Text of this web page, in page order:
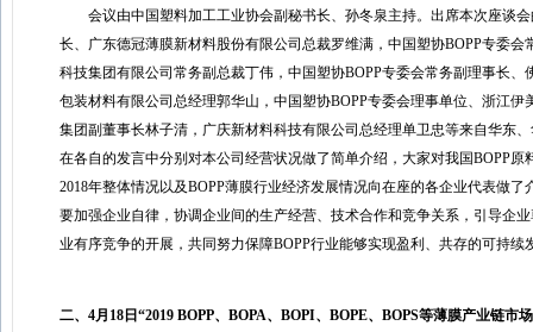
会议由中国塑料加工工业协会副秘书长、孙冬泉主持。出席本次座谈会
长、广东德冠薄膜新材料股份有限公司总裁罗维满，中国塑协BOPP专委
科技集团有限公司常务副总裁丁伟，中国塑协BOPP专委会常务副理事长
包装材料有限公司总经理郭华山，中国塑协BOPP专委会理事单位、浙江
集团副董事长林子清，广庆新材料科技有限公司总经理单卫忠等来自华东
在各自的发言中分别对本公司经营状况做了简单介绍，大家对我国BOPP
2018年整体情况以及BOPP薄膜行业经济发展情况向在座的各企业代表做
要加强企业自律，协调企业间的生产经营、技术合作和竞争关系，引导企
业有序竞争的开展，共同努力保障BOPP行业能够实现盈利、共存的可持续
二、4月18日“2019 BOPP、BOPA、BOPI、BOPE、BOPS等薄膜产业链市